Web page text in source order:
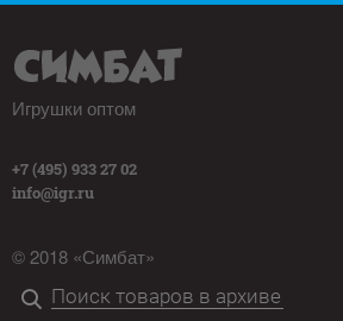
Игрушки оптом
+7 (495) 933 27 02
info@igr.ru
© 2018 «Симбат»